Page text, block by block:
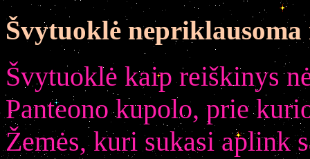
Švytuoklė
Švytuoklė kaip reiškinys
Panteono kupolo, prie
Žemės, kuri sukasi aplink